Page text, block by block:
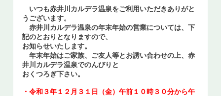
あかいがわ広報
お問い合せ
Select Language
いつも赤井川カルデラ温泉をご利用いただきありがと
うございます。
赤井川カルデラ温泉の年末年始の営業については、下
記のとおりとなりますので、
お知らせいたします。
年末年始はご家族、ご友人等とお誘い合わせの上、赤
井川カルデラ温泉でのんびりと
おくつろぎ下さい。
・令和３年１２月３１日（金）午前１０時３０分から午